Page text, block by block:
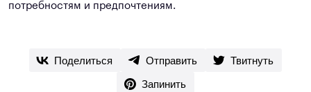
потребностям и предпочтениям.
Поделиться Отправить
Твитнуть
Запинить